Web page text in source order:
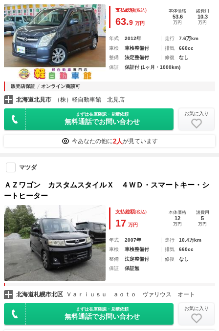
タート 純正アルミホイール エアコン パワステ パワーウ
インドウ 運転席エアバック 助手席エアバック
支払総額(税込)
63.9 万円
本体価格
53.6
万円
諸費用
10.3
万円
年式 2012年 走行
7.6万km
車検
車検整備付 排気
660cc
整備
法定整備付 修復
なし
保証
保証付 (1ヶ月・1000km)
販売店保証 オンライン商談可
北海道北見市 （株）軽自動車館 北見店
まずは在庫確認・見積依頼
無料通話でお問い合わせ
お気に入り
今あなたの他に2人が見ています
マツダ
ＡＺワゴン カスタムスタイルＸ ４ＷＤ・スマートキー・シ
ートヒーター
支払総額(税込)
17 万円
本体価格
12
万円
諸費用
5
万円
年式 2007年 走行
10.4万km
車検
車検整備付 排気
660cc
整備
法定整備付 修復
なし
保証
保証無
北海道札幌市北区 Ｖａｒｉｕｓｕ ａｏｔｏ ヴァリウス オート
まずは在庫確認・見積依頼
無料通話でお問い合わせ
お気に入り